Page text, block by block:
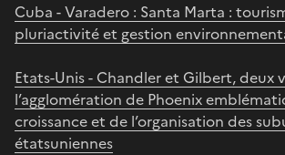
Cuba - Varadero : Santa Marta :
pluriactivité et gestion
Etats-Unis - Chandler et Gilbert, deux
l’agglomération de Phoenix
croissance et de l’organisation des
étatsuniennes